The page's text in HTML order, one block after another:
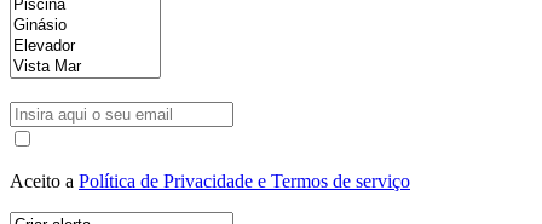
Aceito a Política de Privacidade e Termos de serviço